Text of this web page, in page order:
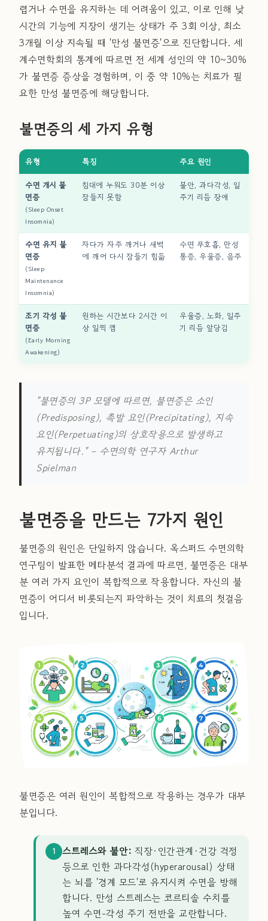
렵거나 수면을 유지하는 데 어려움이 있고, 이로 인해 낮
시간의 기능에 지장이 생기는 상태가 주 3회 이상, 최소
3개월 이상 지속될 때 '만성 불면증'으로 진단합니다. 세
계수면학회의 통계에 따르면 전 세계 성인의 약 10~30%
가 불면증 증상을 경험하며, 이 중 약 10%는 치료가 필
요한 만성 불면증에 해당합니다.
불면증의 세 가지 유형
유형 특징 주요 원인
수면 개시 불
면증
(Sleep Onset
Insomnia)
침대에 누워도 30분 이상
잠들지 못함
불안, 과다각성, 일
주기 리듬 장애
수면 유지 불
면증
(Sleep
Maintenance
Insomnia)
자다가 자주 깨거나 새벽
에 깨어 다시 잠들기 힘듦
수면 무호흡, 만성
통증, 우울증, 음주
조기 각성 불
면증
(Early Morning
Awakening)
원하는 시간보다 2시간 이
상 일찍 깸
우울증, 노화, 일주
기 리듬 앞당김
"불면증의 3P 모델에 따르면, 불면증은 소인
(Predisposing), 촉발 요인(Precipitating), 지속
요인(Perpetuating)의 상호작용으로 발생하고
유지됩니다." – 수면의학 연구자 Arthur
Spielman
불면증을 만드는 7가지 원인
불면증의 원인은 단일하지 않습니다. 옥스퍼드 수면의학
연구팀이 발표한 메타분석 결과에 따르면, 불면증은 대부
분 여러 가지 요인이 복합적으로 작용합니다. 자신의 불
면증이 어디서 비롯되는지 파악하는 것이 치료의 첫걸음
입니다.
불면증은 여러 원인이 복합적으로 작용하는 경우가 대부
분입니다.
1 스트레스와 불안: 직장·인간관계·건강 걱정
등으로 인한 과다각성(hyperarousal) 상태
는 뇌를 '경계 모드'로 유지시켜 수면을 방해
합니다. 만성 스트레스는 코르티솔 수치를
높여 수면-각성 주기 전반을 교란합니다.